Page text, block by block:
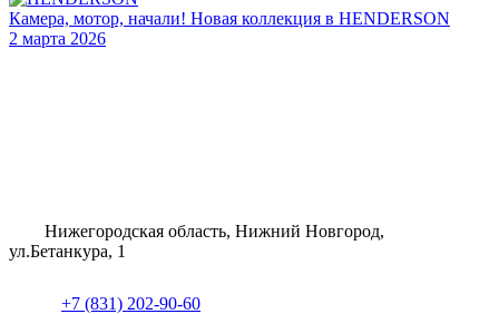
Камера, мотор, начали! Новая коллекция в HENDERSON
2 марта 2026
Нижегородская область, Нижний Новгород,
ул.Бетанкура, 1
+7 (831) 202-90-60